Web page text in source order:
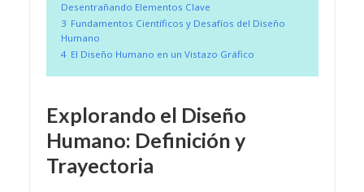
Desentrañando Elementos Clave
3 Fundamentos Científicos y Desafíos del Diseño
Humano
4 El Diseño Humano en un Vistazo Gráfico
Explorando el Diseño
Humano: Definición y
Trayectoria